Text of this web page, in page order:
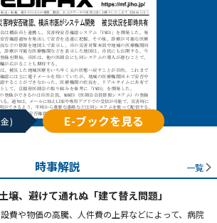
) E-ブックを見る
時事解説 一覧
壌、避けて通れぬ「建て替え問題」
費や物価の高騰、人件費の上昇などによって、病院